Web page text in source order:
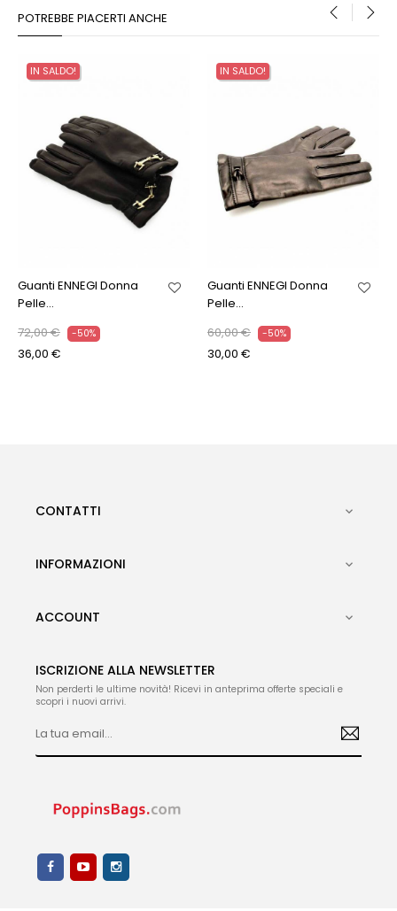
POTREBBE PIACERTI ANCHE
IN SALDO!
Guanti ENNEGI Donna
Pelle...
72,00 €
-50%
36,00 €
IN SALDO!
Guanti ENNEGI Donna
Pelle...
60,00 €
-50%
30,00 €
CONTATTI 
INFORMAZIONI 
ACCOUNT 
ISCRIZIONE ALLA NEWSLETTER
Non perderti le ultime novità! Ricevi in anteprima offerte speciali e
scopri i nuovi arrivi.